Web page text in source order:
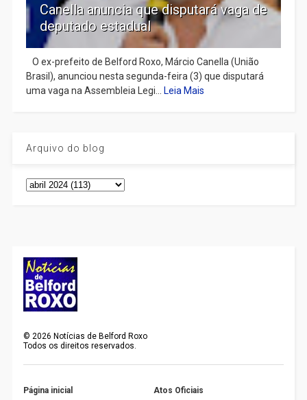
Canella anuncia que disputará vaga de
deputado estadual
​ O ex-prefeito de Belford Roxo, Márcio Canella (União
Brasil), anunciou nesta segunda-feira (3) que disputará
uma vaga na Assembleia Legi... Leia Mais
Arquivo do blog
©2026 Notícias de Belford Roxo
Todos os direitos reservados.
Página inicial Atos Oficiais